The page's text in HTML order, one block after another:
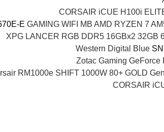
E GAMING WIFI MB AMD RYZEN 7
Western Digital Blue